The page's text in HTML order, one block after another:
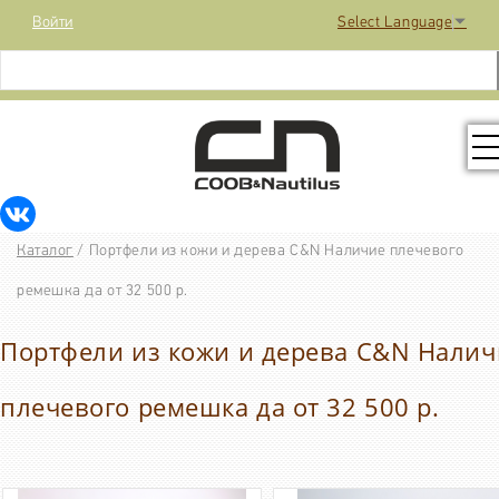
Select Language ▼
КОНТАКТЫ
МЕДИА
Войти
Каталог / Портфели из кожи и дерева C&N Наличие плечевого
ремешка да от 32 500 р.
Портфели из кожи и дерева C&N
плечевого ремешка да от 32 500 р.